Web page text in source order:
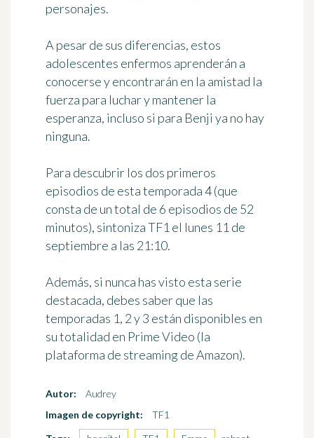
personajes.
A pesar de sus diferencias, estos
adolescentes enfermos aprenderán a
conocerse yencontrarán en la amistad la
fuerza para luchary mantener la
esperanza, incluso si para Benji ya no hay
ninguna.
Para descubrir los dos primeros
episodios de esta temporada 4 (que
consta de un total de 6 episodios de 52
minutos), sintoniza TF1 el lunes 11 de
septiembre a las 21:10.
Además, si nunca has visto esta serie
destacada, debes saber que las
temporadas 1, 2 y 3 están disponibles en
su totalidad en Prime Video (la
plataforma de streaming de Amazon).
Autor:
Audrey
Imagen de copyright:
TF1